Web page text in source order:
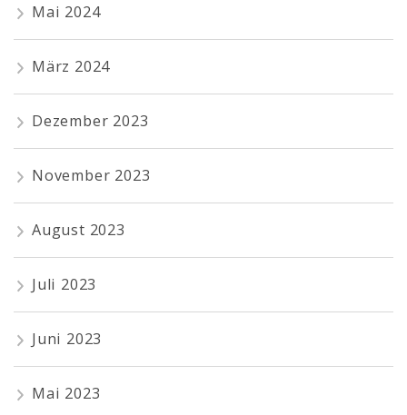
Mai 2024
März 2024
Dezember 2023
November 2023
August 2023
Juli 2023
Juni 2023
Mai 2023